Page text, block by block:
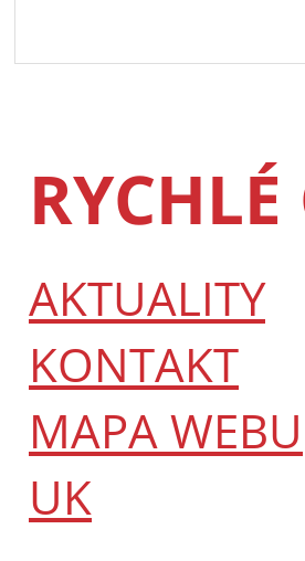
AKTUALITY
KONTAKT
MAPA WEBU
UK